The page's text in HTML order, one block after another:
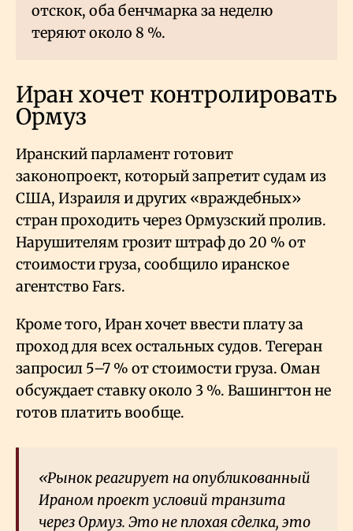
отскок, оба бенчмарка за неделю
теряют около 8 %.
Иран хочет контролировать
Ормуз
Иранский парламент готовит
законопроект, который запретит судам из
США, Израиля и других «враждебных»
стран проходить через Ормузский пролив.
Нарушителям грозит штраф до 20 % от
стоимости груза, сообщило иранское
агентство Fars.
Кроме того, Иран хочет ввести плату за
проход для всех остальных судов. Тегеран
запросил 5–7 % от стоимости груза. Оман
обсуждает ставку около 3 %. Вашингтон не
готов платить вообще.
«Рынок реагирует на опубликованный
Ираном проект условий транзита
через Ормуз. Это не плохая сделка, это